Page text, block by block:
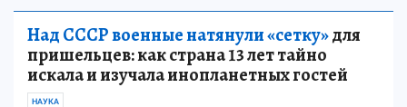
Над СССР военные натянули «сетку»для
пришельцев: как страна 13 лет тайно
искала и изучала инопланетных гостей
НАУКА